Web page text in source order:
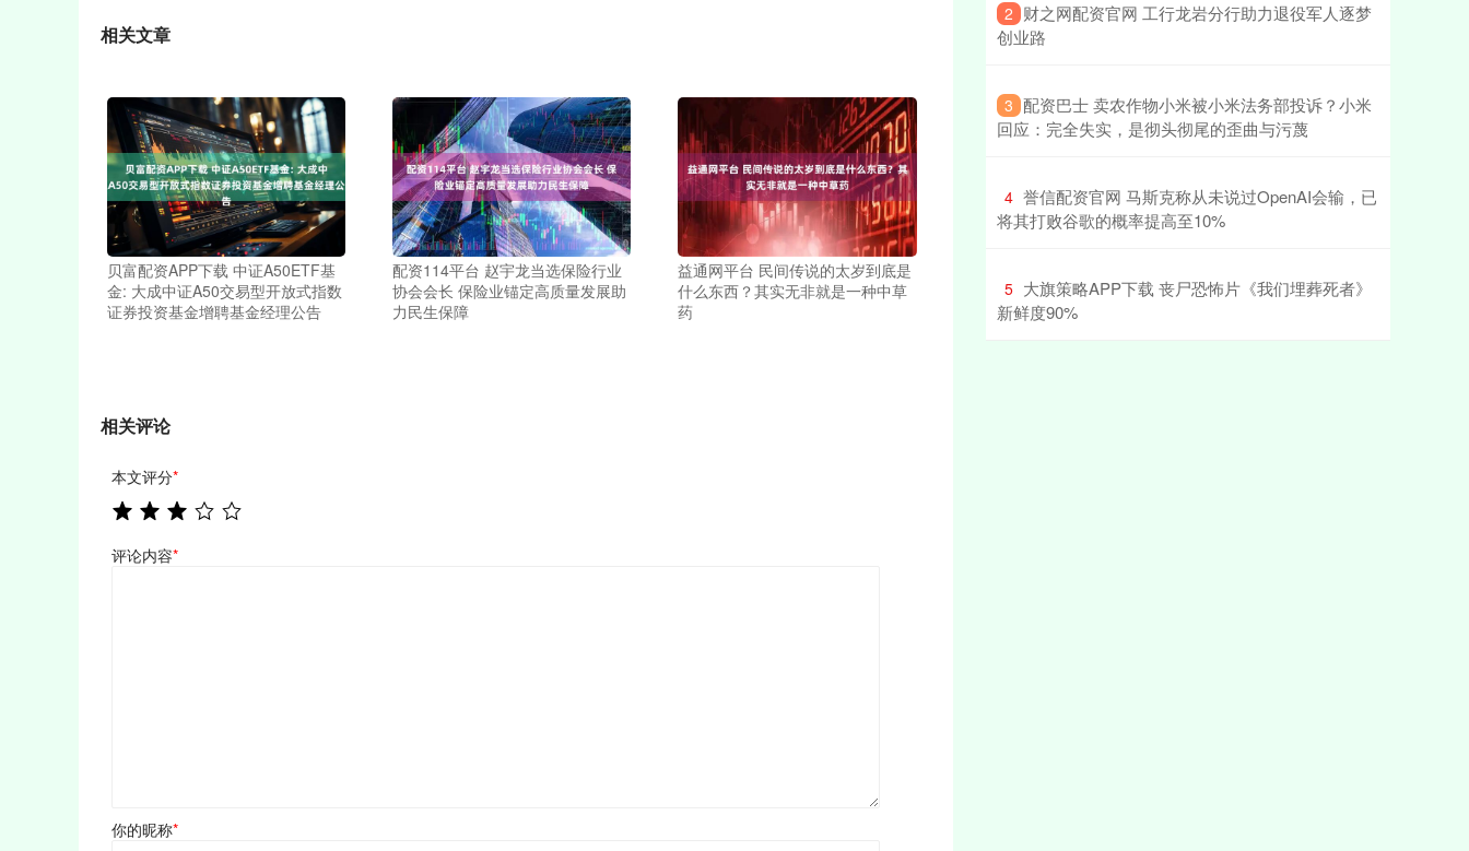
相关文章
贝富配资APP下载 中证A50ETF基
金: 大成中证A50交易型开放式指数
证券投资基金增聘基金经理公告
配资114平台 赵宇龙当选保险行业
协会会长 保险业锚定高质量发展助
力民生保障
益通网平台 民间传说的太岁到底是
什么东西？其实无非就是一种中草
药
相关评论
本文评分*
评论内容*
你的昵称*
2 ​财之网配资官网 工行龙岩分行助力退役军人逐梦
创业路
3 ​配资巴士 卖农作物小米被小米法务部投诉？小米
回应：完全失实，是彻头彻尾的歪曲与污蔑
4 ​誉信配资官网 马斯克称从未说过OpenAI会输，已
将其打败谷歌的概率提高至10%
5 ​大旗策略APP下载 丧尸恐怖片《我们埋葬死者》
新鲜度90%